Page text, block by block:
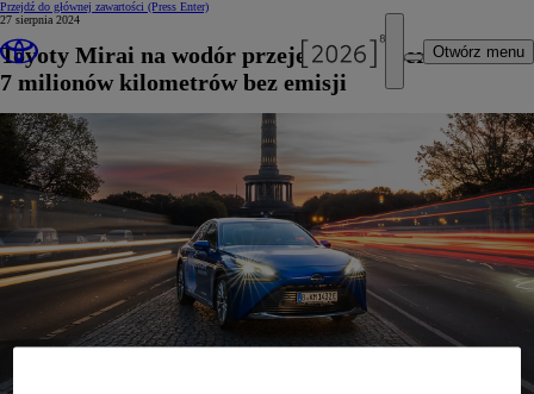
Przejdź do głównej zawartości (Press Enter)
Otwórz menu
27 sierpnia 2024
Toyoty Mirai na wodór przejechały w Berlinie
7 milionów kilometrów bez emisji